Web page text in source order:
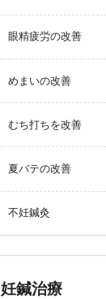
眼精疲労の改善
めまいの改善
むち打ちを改善
夏バテの改善
不妊鍼灸
妊鍼治療